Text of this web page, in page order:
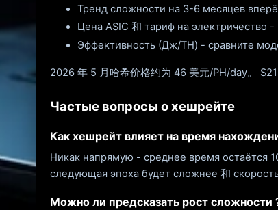
Тренд сложности на 3-6 месяцев
Цена ASIC 和 тариф на электричество -
Эффективность (Дж/TH) - сравните
2026 年 5 月哈希价格约为 46 美元/PH/day。
Частые вопросы о хешрейте
Как хешрейт влияет на время
Никак напрямую - среднее время остаётся
следующая эпоха будет сложнее 和
Можно ли предсказать рост сложности